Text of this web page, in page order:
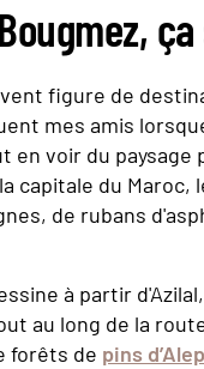
figure de
mes amis
en voir du paysage
capitale du Maroc,
de rubans
à partir
au long de la
forêts de pins d’Alep